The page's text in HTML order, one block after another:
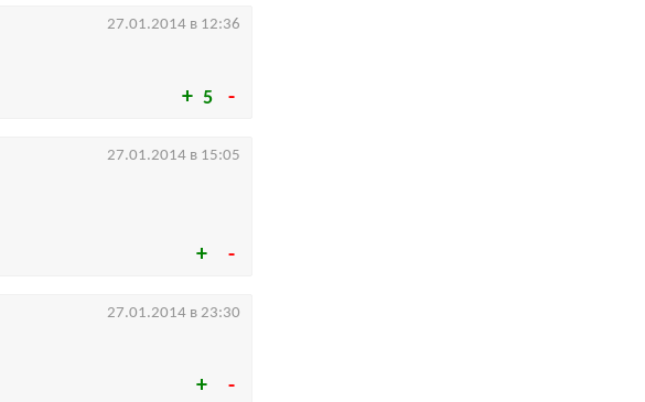
5
27.01.2014 в 12:36
27.01.2014 в 15:05
27.01.2014 в 23:30